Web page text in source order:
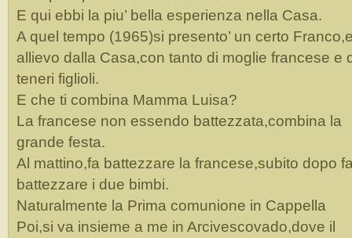
E qui ebbi la piu’ bella esperienza nella Casa.
A quel tempo (1965)si presento’ un certo
allievo dalla Casa,con tanto di moglie francese e
teneri figlioli.
E che ti combina Mamma Luisa?
La francese non essendo battezzata,combina la
grande festa.
Al mattino,fa battezzare la francese,subito dopo
battezzare i due bimbi.
Naturalmente la Prima comunione in Cappella
Poi,si va insieme a me in Arcivescovado,dove il